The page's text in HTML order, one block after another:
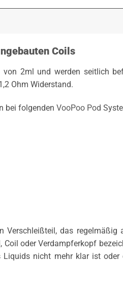
Coils
2ml und werden seitlich
Ohm Widerstand.
bei folgenden VooPoo Pod
Verschleißteil, das regelmäßig
oder Verdampferkopf
Liquids nicht mehr klar ist